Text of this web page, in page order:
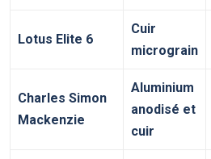
Lotus Elite 6
Cuir
micrograin
Charles Simon
Mackenzie
Aluminium
anodisé et
cuir